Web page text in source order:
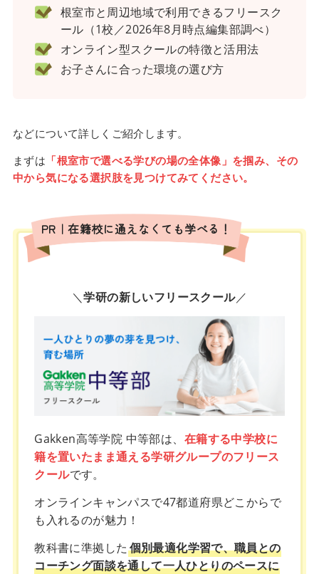
根室市と周辺地域で利用できるフリースク
ール（1校／2026年8月時点編集部調べ）
オンライン型スクールの特徴と活用法
お子さんに合った環境の選び方
などについて詳しくご紹介します。
まずは 「根室市で選べる学びの場の全体像」を掴み、その
中から気になる選択肢を見つけてみてください。
PR｜在籍校に通えなくても学べる！
＼学研の新しいフリースクール／
Gakken高等学院 中等部は、 在籍する中学校に
籍を置いたまま通える学研グループのフリース
クールです。
オンラインキャンパスで47都道府県どこからで
も入れるのが魅力！
教科書に準拠した 個別最適化学習で、職員との
コーチング面談を通して一人ひとりのペースに